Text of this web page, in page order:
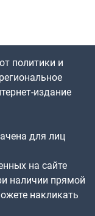
политики и
издание
для лиц
на сайте
наличии прямой
накликать